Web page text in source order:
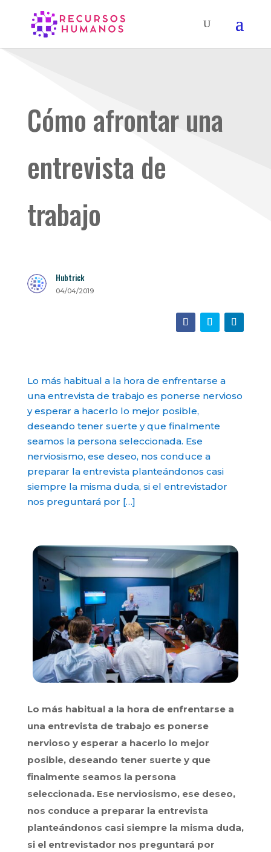
Cómo afrontar una
entrevista de
trabajo
Hubtrick
04/04/2019
Lo más habitual a la hora de enfrentarse a
una entrevista de trabajo es ponerse nervioso
y esperar a hacerlo lo mejor posible,
deseando tener suerte y que finalmente
seamos la persona seleccionada. Ese
nerviosismo, ese deseo, nos conduce a
preparar la entrevista planteándonos casi
siempre la misma duda, si el entrevistador
nos preguntará por […]
Lo más habitual a la hora de enfrentarse a
una entrevista de trabajo es ponerse
nervioso y esperar a hacerlo lo mejor
posible, deseando tener suerte y que
finalmente seamos la persona
seleccionada. Ese nerviosismo, ese deseo,
nos conduce a preparar la entrevista
planteándonos casi siempre la misma duda,
si el entrevistador nos preguntará por